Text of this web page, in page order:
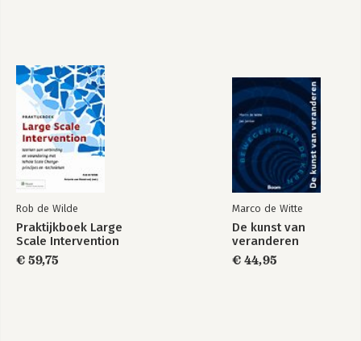
Rob de Wilde
Praktijkboek Large
Scale Intervention
€ 59,75
Marco de Witte
De kunst van
veranderen
€ 44,95